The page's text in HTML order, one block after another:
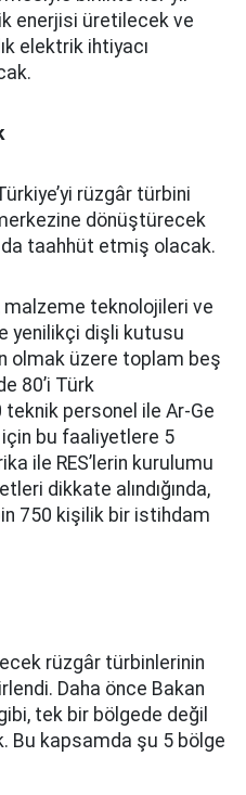
enerjisi üretilecek ve
elektrik ihtiyacı
rüzgâr türbini
dönüştürecek
taahhüt etmiş olacak.
malzeme teknolojileri ve
yenilikçi dişli kutusu
olmak üzere toplam beş
80’i Türk
personel ile Ar-Ge
bu faaliyetlere 5
ile RES’lerin kurulumu
dikkate alındığında,
750 kişilik bir istihdam
rüzgâr türbinlerinin
Daha önce Bakan
tek bir bölgede değil
Bu kapsamda şu 5 bölge